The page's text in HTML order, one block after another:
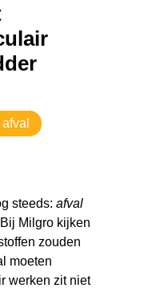
afval
steeds: afval
Milgro kijken
zouden
moeten
werken zit niet